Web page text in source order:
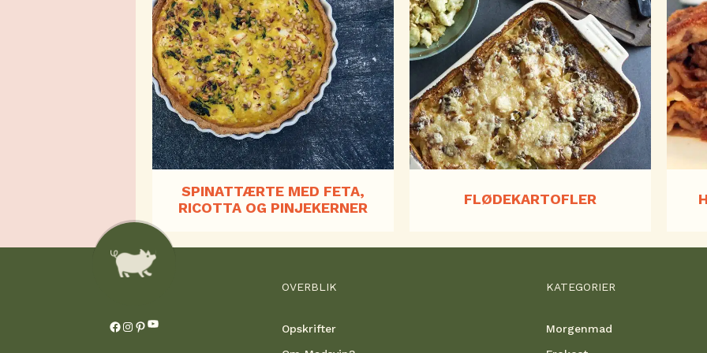
SPINATTÆRTE MED FETA,
RICOTTA OG PINJEKERNER
FLØDEKARTOFLER
Facebook
Instagram
Pinterest
YouTube
OVERBLIK
Opskrifter
KATEGORIER
Morgenmad